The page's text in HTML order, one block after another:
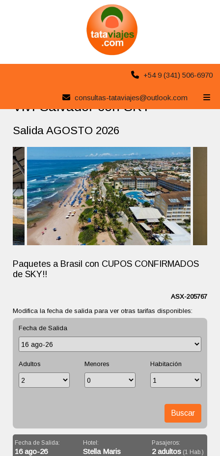
+54 9 (341) 506-6970
consultas-tataviajes@outlook.com
Viví Salvador con SKY
Salida AGOSTO 2026
Paquetes a Brasil con CUPOS CONFIRMADOS
de SKY!!
ASX-205767
Modifica la fecha de salida para ver otras tarifas disponibles:
Fecha de Salida
Adultos Menores Habitación
Buscar
Fecha de Salida:
16 ago-26
Hotel:
Stella Maris
Pasajeros:
2 adultos(1 Hab.)